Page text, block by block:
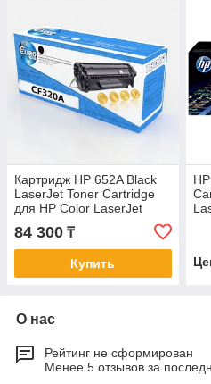
Картридж HP 652A Black
LaserJet Toner Cartridge
для HP Color LaserJet
M680/M651
84 300 ₸
Купить
О нас
Рейтинг не сформирован
Менее 5 отзывов за